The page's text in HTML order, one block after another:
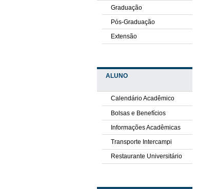
Graduação
Pós-Graduação
Extensão
ALUNO
Calendário Acadêmico
Bolsas e Benefícios
Informações Acadêmicas
Transporte Intercampi
Restaurante Universitário